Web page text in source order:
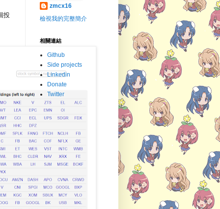
投
zmcx16
檢視我的完整簡介
相關連結
Github
Side projects
Linkedin
Donate
Twitter